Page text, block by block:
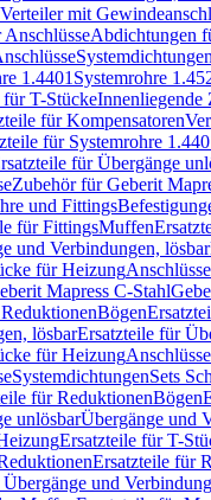
mit
Abdichtungen
Systemdichtungen
1.4401 Systemrohre
für T-StückeInnenliegende
für Kompensatoren
für Systemrohre
für Übergänge
Zubehör für Geberit
und Fittings
für FittingsMuffen
und Verbindungen, lösbar
für Heizung
Mapress C-Stahl
Bögen
lösbarErsatzteile für
für Heizung
SystemdichtungenSets
für ReduktionenBögen
unlösbarÜbergänge und
Ersatzteile für T-
Ersatzteile für
und